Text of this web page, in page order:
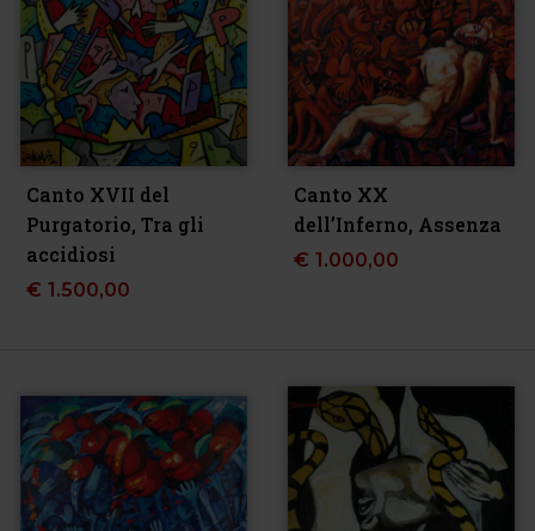
Canto XVII del
Purgatorio, Tra gli
accidiosi
€ 1.500,00
Canto XX
dell’Inferno, Assenza
€ 1.000,00